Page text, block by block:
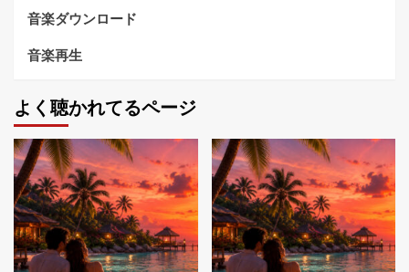
音楽ダウンロード
音楽再生
よく聴かれてるページ